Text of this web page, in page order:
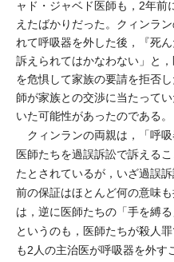
ャド・ジャベド医師も，2年前
えたばかりだった。クィンラ
れて呼吸器を外した後，『死
訴えられてはかなわない」と
を危惧して家族の要請を拒否
師が家族との交渉に当たって
いた可能性があったのである。
クィンランの両親は，「呼
医師たちを過誤訴訟で訴える
たとされているが，いざ過誤
前の保証はほとんど何の意味
は，逆に医師たちの「手を縛
というのも，医師たちが殺人
も2人の主治医が呼吸器を外す